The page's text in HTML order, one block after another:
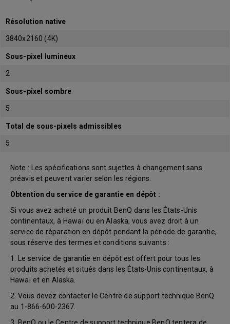
Résolution native
3840x2160 (4K)
Sous-pixel lumineux
2
Sous-pixel sombre
5
Total de sous-pixels admissibles
5
Note : Les spécifications sont sujettes à changement sans
préavis et peuvent varier selon les régions.
Obtention du service de garantie en dépôt :
Si vous avez acheté un produit BenQ dans les États-Unis
continentaux, à Hawaï ou en Alaska, vous avez droit à un
service de réparation en dépôt pendant la période de garantie,
sous réserve des termes et conditions suivants :
1. Le service de garantie en dépôt est offert pour tous les
produits achetés et situés dans les États-Unis continentaux, à
Hawaï et en Alaska.
2. Vous devez contacter le Centre de support technique BenQ
au 1-866-600-2367.